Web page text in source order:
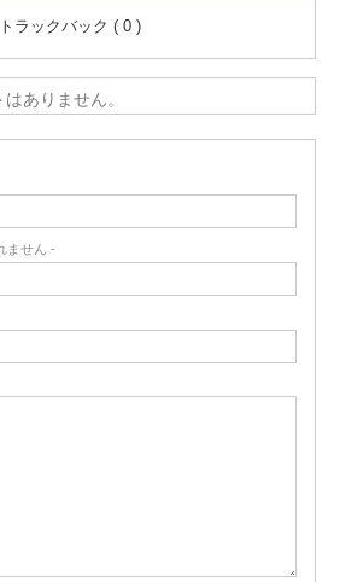
トラックバック ( 0 )
ありません。
ません -